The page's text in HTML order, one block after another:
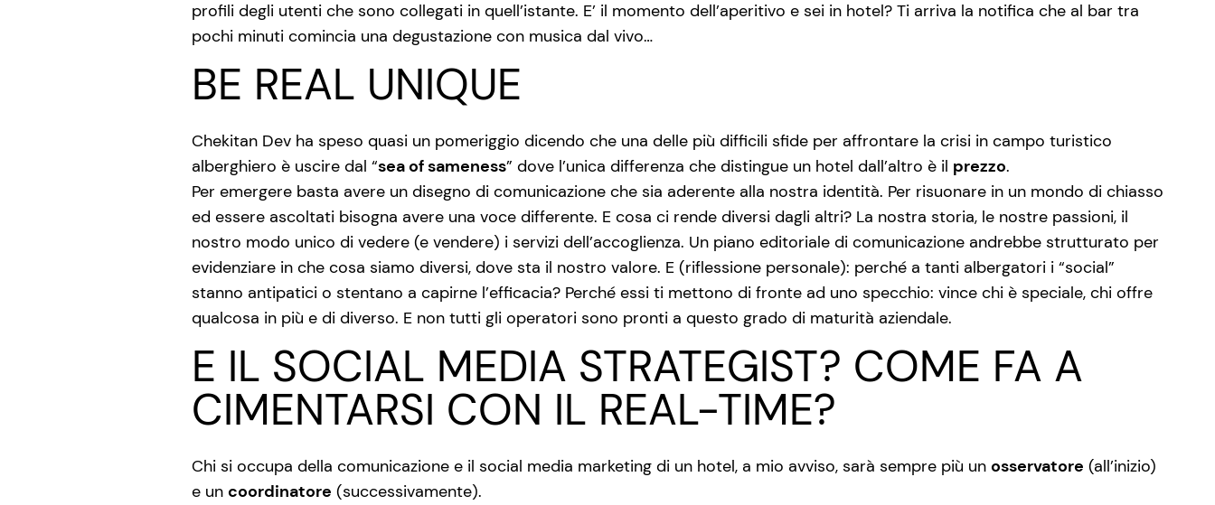
profili degli utenti che sono collegati in quell’istante. E’ il momento dell’aperitivo e sei in hotel? Ti arriva la notifica che al bar tra
pochi minuti comincia una degustazione con musica dal vivo…
BE REAL UNIQUE
Chekitan Dev ha speso quasi un pomeriggio dicendo che una delle più difficili sfide per affrontare la crisi in campo turistico
alberghiero è uscire dal “sea of sameness” dove l’unica differenza che distingue un hotel dall’altro è il prezzo.
Per emergere basta avere un disegno di comunicazione che sia aderente alla nostra identità. Per risuonare in un mondo di chiasso
ed essere ascoltati bisogna avere una voce differente. E cosa ci rende diversi dagli altri? La nostra storia, le nostre passioni, il
nostro modo unico di vedere (e vendere) i servizi dell’accoglienza. Un piano editoriale di comunicazione andrebbe strutturato per
evidenziare in che cosa siamo diversi, dove sta il nostro valore. E (riflessione personale): perché a tanti albergatori i “social”
stanno antipatici o stentano a capirne l’efficacia? Perché essi ti mettono di fronte ad uno specchio: vince chi è speciale, chi offre
qualcosa in più e di diverso. E non tutti gli operatori sono pronti a questo grado di maturità aziendale.
E IL SOCIAL MEDIA STRATEGIST? COME FA A
CIMENTARSI CON IL REAL-TIME?
Chi si occupa della comunicazione e il social media marketing di un hotel, a mio avviso, sarà sempre più un osservatore (all’inizio)
e un coordinatore (successivamente).